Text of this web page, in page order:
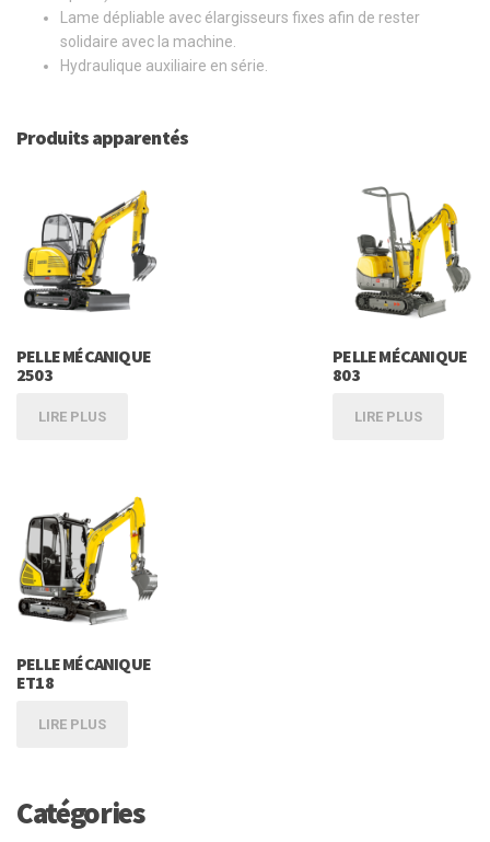
Lame dépliable avec élargisseurs fixes afin de rester
solidaire avec la machine.
Hydraulique auxiliaire en série.
Produits apparentés
PELLE MÉCANIQUE
2503
LIRE PLUS
PELLE MÉCANIQUE
803
LIRE PLUS
PELLE MÉCANIQUE
ET18
LIRE PLUS
Catégories